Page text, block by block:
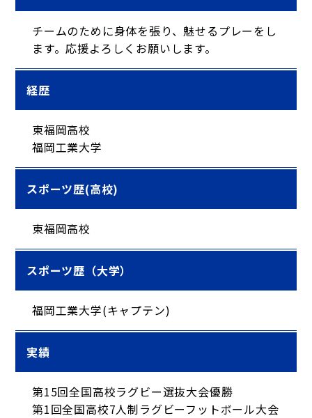
チームのために身体を張り、魅せるプレーをし
ます。応援よろしくお願いします。
経歴
東福岡高校
福岡工業大学
スポーツ歴(高校)
東福岡高校
スポーツ歴（大学）
福岡工業大学(キャプテン)
実績
第15回全国高校ラグビー選抜大会優勝
第1回全国高校7人制ラグビーフットボール大会